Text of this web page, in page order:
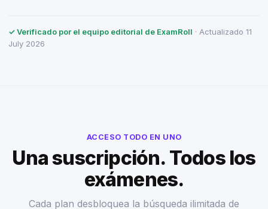
✓ Verificado por el equipo editorial de ExamRoll · Actualizado 11
July 2026
ACCESO TODO EN UNO
Una suscripción. Todos los
exámenes.
Cada plan desbloquea la búsqueda ilimitada de